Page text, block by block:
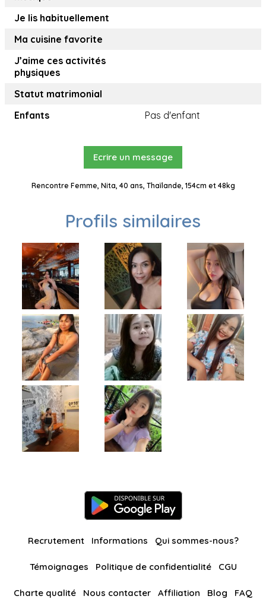
Je lis habituellement
Ma cuisine favorite
J’aime ces activités
physiques
Statut matrimonial
Enfants
Pas d'enfant
Ecrire un message
Rencontre Femme, Nita, 40 ans, Thaïlande, 154cm et 48kg
Profils similaires
Recrutement Informations Qui sommes-nous?
Témoignages Politique de confidentialité CGU
Charte qualité Nous contacter Affiliation Blog FAQ